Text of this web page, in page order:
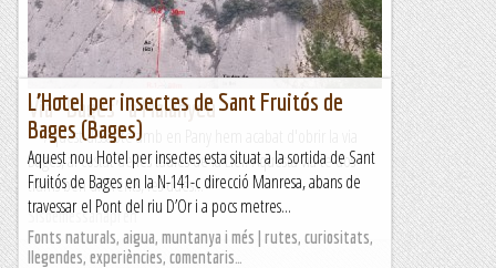
Muntanyenc
Via "Bages" a Malanyeu
Aquest dissabte amb en Pany hem acabat d'obrir la via
Bages, al costat de les taules de la Llei. Aquesta via te dos
trams ben diferents, les dues...
Sisbemessanapren
L’Hotel per insectes de Sant Fruitós de
Bages (Bages)
Aquest nou Hotel per insectes esta situat a la sortida de Sant
Fruitós de Bages en la N-141-c direcció Manresa, abans de
travessar el Pont del riu D’Or i a pocs metres...
Fonts naturals, aigua, muntanya i més | rutes, curiositats,
llegendes, experiències, comentaris…